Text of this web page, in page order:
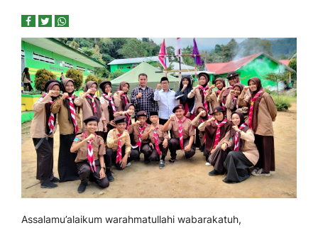
Assalamu’alaikum warahmatullahi wabarakatuh,